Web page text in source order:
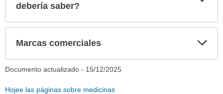
debería saber?
Marcas comerciales
Documento actualizado - 15/12/2025
Hojee las páginas sobre medicinas